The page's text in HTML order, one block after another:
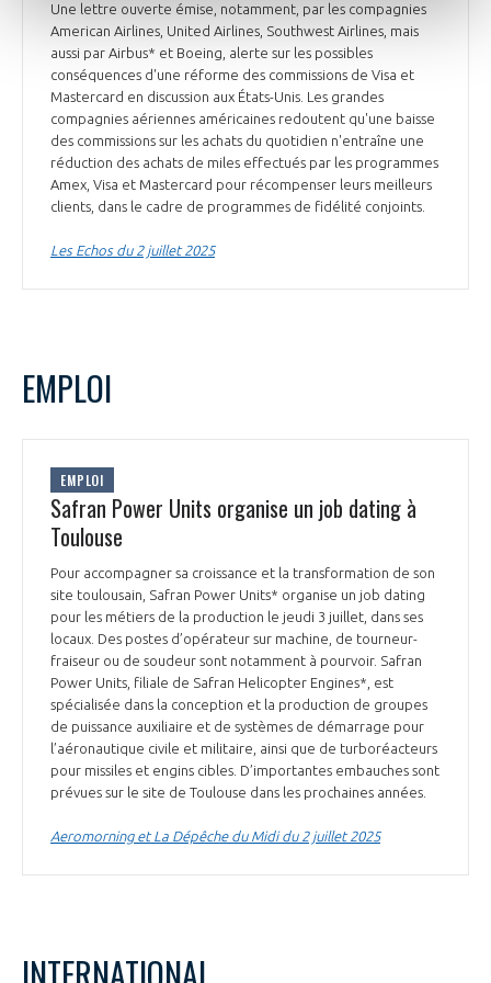
Une lettre ouverte émise, notamment, par les compagnies
American Airlines, United Airlines, Southwest Airlines, mais
aussi par Airbus* et Boeing, alerte sur les possibles
conséquences d'une réforme des commissions de Visa et
Mastercard en discussion aux États-Unis. Les grandes
compagnies aériennes américaines redoutent qu'une baisse
des commissions sur les achats du quotidien n'entraîne une
réduction des achats de miles effectués par les programmes
Amex, Visa et Mastercard pour récompenser leurs meilleurs
clients, dans le cadre de programmes de fidélité conjoints.
Les Echos du 2 juillet 2025
EMPLOI
EMPLOI
Safran Power Units organise un job dating à
Toulouse
Pour accompagner sa croissance et la transformation de son
site toulousain, Safran Power Units* organise un job dating
pour les métiers de la production le jeudi 3 juillet, dans ses
locaux. Des postes d’opérateur sur machine, de tourneur-
fraiseur ou de soudeur sont notamment à pourvoir. Safran
Power Units, filiale de Safran Helicopter Engines*, est
spécialisée dans la conception et la production de groupes
de puissance auxiliaire et de systèmes de démarrage pour
l’aéronautique civile et militaire, ainsi que de turboréacteurs
pour missiles et engins cibles. D’importantes embauches sont
prévues sur le site de Toulouse dans les prochaines années.
Aeromorning et La Dépêche du Midi du 2 juillet 2025